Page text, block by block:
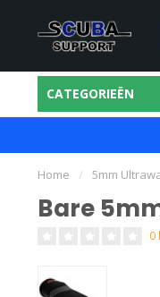
CATEGORIEËN
in eigen werkplaats
Home / 5mm
Bare
0